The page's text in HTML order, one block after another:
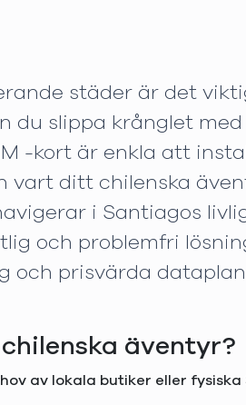
städer är det
du slippa krånglet
-kort är enkla att
vart ditt chilenska
i Santiagos
och problemfri
prisvärda
äventyr?
av lokala butiker eller